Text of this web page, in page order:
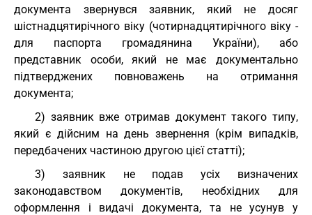
документа звернувся заявник, який не досяг
шістнадцятирічного віку (чотирнадцятирічного віку -
для паспорта громадянина України), або
представник особи, який не має документально
підтверджених повноважень на отримання
документа;
2) заявник вже отримав документ такого типу,
який є дійсним на день звернення (крім випадків,
передбачених частиною другою цієї статті);
3) заявник не подав усіх визначених
законодавством документів, необхідних для
оформлення і видачі документа, та не усунув у